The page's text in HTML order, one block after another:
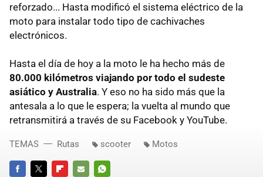
reforzado... Hasta modificó el sistema eléctrico de la
moto para instalar todo tipo de cachivaches
electrónicos.
Hasta el día de hoy a la moto le ha hecho más de
80.000 kilómetros viajando por todo el sudeste
asiático y Australia. Y eso no ha sido más que la
antesala a lo que le espera; la vuelta al mundo que
retransmitirá a través de su Facebook y YouTube.
TEMAS Rutas scooter Motos